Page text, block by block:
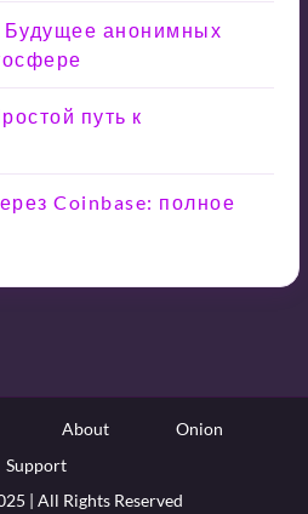
Будущее анонимных
путь к
Coinbase: полное
About
Onion
Support
| All Rights Reserved